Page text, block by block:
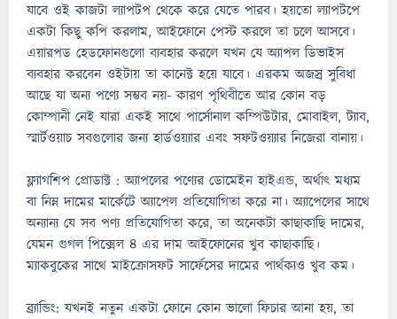
যাবে ওই কাজটা ল্যাপটপ থেকে করে যেতে পারব। হয়তো ল্যাপটপে
একটা কিছু কপি করলাম, আইফোনে পেস্ট করলে তা চলে আসবে।
এয়ারপড হেডফোনগুলো ব্যবহার করলে যখন যে অ্যাপল ডিভাইস
ব্যবহার করবেন ওইটায় তা কানেক্ট হয়ে যাবে। এরকম অজস্র সুবিধা
আছে যা অন্য পণ্যে সম্ভব নয়- কারণ পৃথিবীতে আর কোন বড়
কোম্পানী নেই যারা একই সাথে পার্সোনাল কম্পিউটার, মোবাইল, ট্যাব,
স্মার্টওয়াচ সবগুলোর জন্য হার্ডওয়্যার এবং সফটওয়্যার নিজেরা বানায়।
ফ্ল্যাগশিপ প্রোডাক্ট : অ্যাপলের পণ্যের ডোমেইন হাইএন্ড, অর্থাৎ মধ্যম
বা নিম্ন দামের মার্কেটে অ্যাপেল প্রতিযোগিতা করে না। অ্যাপেলের সাথে
অন্যান্য যে সব পণ্য প্রতিযোগিতা করে, তা অনেকটা কাছাকাছি দামের,
যেমন গুগল পিক্সেল ৪ এর দাম আইফোনের খুব কাছাকাছি।
ম্যাকবুকের সাথে মাইক্রোসফট সার্ফেসের দামের পার্থক্যও খুব কম।
ব্র্যান্ডিং: যখনই নতুন একটা ফোনে কোন ভালো ফিচার আনা হয়, তা